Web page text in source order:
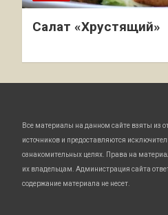
Салат «Хрустящий»
Все материалы на данном сайте взяты из
источников и предоставляются
ознакомительных целях. Права на
их владельцам. Администрация сайта
содержание материала не несет.